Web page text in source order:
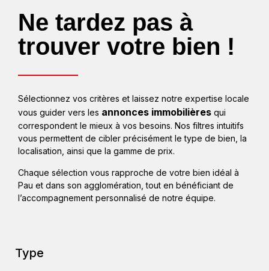
Ne tardez pas à
trouver votre bien !
Sélectionnez vos critères et laissez notre expertise locale
vous guider vers les annonces immobilières qui
correspondent le mieux à vos besoins. Nos filtres intuitifs
vous permettent de cibler précisément le type de bien, la
localisation, ainsi que la gamme de prix.
Chaque sélection vous rapproche de votre bien idéal à
Pau et dans son agglomération, tout en bénéficiant de
l’accompagnement personnalisé de notre équipe.
Type